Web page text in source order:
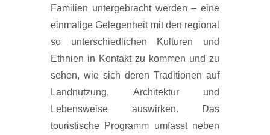
Familien untergebracht werden – eine
einmalige Gelegenheit mit den regional
so unterschiedlichen Kulturen und
Ethnien in Kontakt zu kommen und zu
sehen, wie sich deren Traditionen auf
Landnutzung, Architektur und
Lebensweise auswirken. Das
touristische Programm umfasst neben